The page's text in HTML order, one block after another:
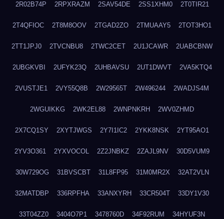
2R02B74P 2RPXRAZM 2SAV54DE 2SS1XHM0 2T0TIR21
2T4QFIOC 2T8M8OOV 2TGAD2ZO 2TMUAAY5 2TOT3HO1
2TT1JPJ0 2TVCNBU8 2TWC2CET 2U1JCAWR 2UABCBNW
2UBGKVBI 2UFYK23Q 2UHBAVSU 2UT1DWVT 2VA5KTQ4
2VUSTJE1 2VY55Q8B 2W29565T 2W496244 2WADJS4M
2WGUIKKG 2WK2EL88 2WNPNKRH 2WV0ZHMD
2X7CQ1SY 2XYTJWGS 2Y7I1IC2 2YKK8NSK 2YT95AO1
2YV3O361 2YXVOCOL 2Z2JNBKZ 2ZAJL9NV 30D5VUM9
30W729OG 31BVSCBT 31L8FP95 31M0MR2X 32AT2VLN
32MATDBP 336RPFHA 33ANXYRH 33CR504T 33DY1V30
33T04ZZ0 3404O7P1 3478760D 34F92RUM 34HYUF3N